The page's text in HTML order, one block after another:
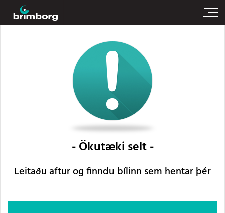
Ökutæki selt
Leitaðu aftur og finndu bílinn sem hentar þér